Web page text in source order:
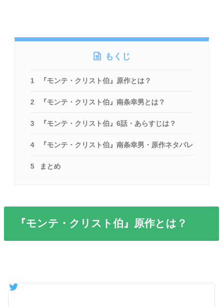
もくじ
1 『モンテ・クリスト伯』原作とは？
2 『モンテ・クリスト伯』南条幸男とは？
3 『モンテ・クリスト伯』6話・あらすじは？
4 『モンテ・クリスト伯』南条幸男・原作ネタバレ
5 まとめ
『モンテ・クリスト伯』原作とは？